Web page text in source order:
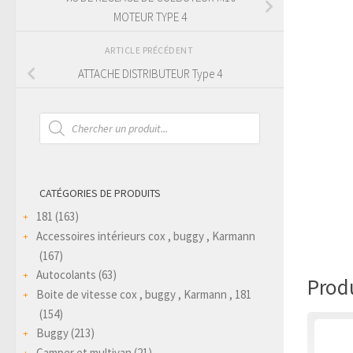
MOTEUR TYPE 4
ARTICLE PRÉCÉDENT
ATTACHE DISTRIBUTEUR Type 4
Recherche
de
produits
CATÉGORIES DE PRODUITS
181 (163)
Accessoires intérieurs cox , buggy , Karmann
(167)
Autocolants (63)
Boite de vitesse cox , buggy , Karmann , 181
(154)
Buggy(213)